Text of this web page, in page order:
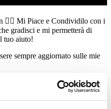
👍🏻 Mi Piace e Condividilo con i
gradisci e mi permetterà di
tuo aiuto!
sempre aggiornato sulle mie
umbertomiletto/
le-mie-t-shirt/